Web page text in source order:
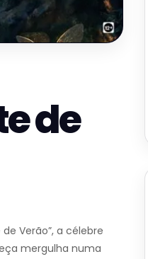
de
Verão”, a célebre
mergulha numa